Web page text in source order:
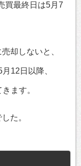
買最終日は5月7
却しないと、
12日以降、
ます。
た。